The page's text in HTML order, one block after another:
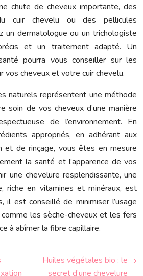
chute de cheveux importante, des
cuir chevelu ou des pellicules
un dermatologue ou un trichologiste
et un traitement adapté. Un
pourra vous conseiller sur les
vos cheveux et votre cuir chevelu.
naturels représentent une méthode
soin de vos cheveux d’une manière
de l’environnement. En
appropriés, en adhérant aux
et de rinçage, vous êtes en mesure
la santé et l’apparence de vos
une chevelure resplendissante, une
riche en vitamines et minéraux, est
il est conseillé de minimiser l’usage
comme les sèche-cheveux et les fers
à abîmer la fibre capillaire.
Huiles végétales bio : le
secret d’une chevelure